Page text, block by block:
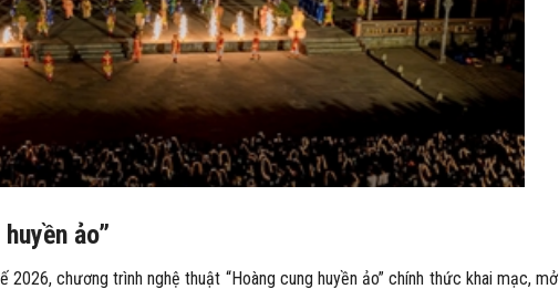
ảo”
chương trình nghệ thuật “Hoàng cung huyền ảo” chính thức khai mạc, mở